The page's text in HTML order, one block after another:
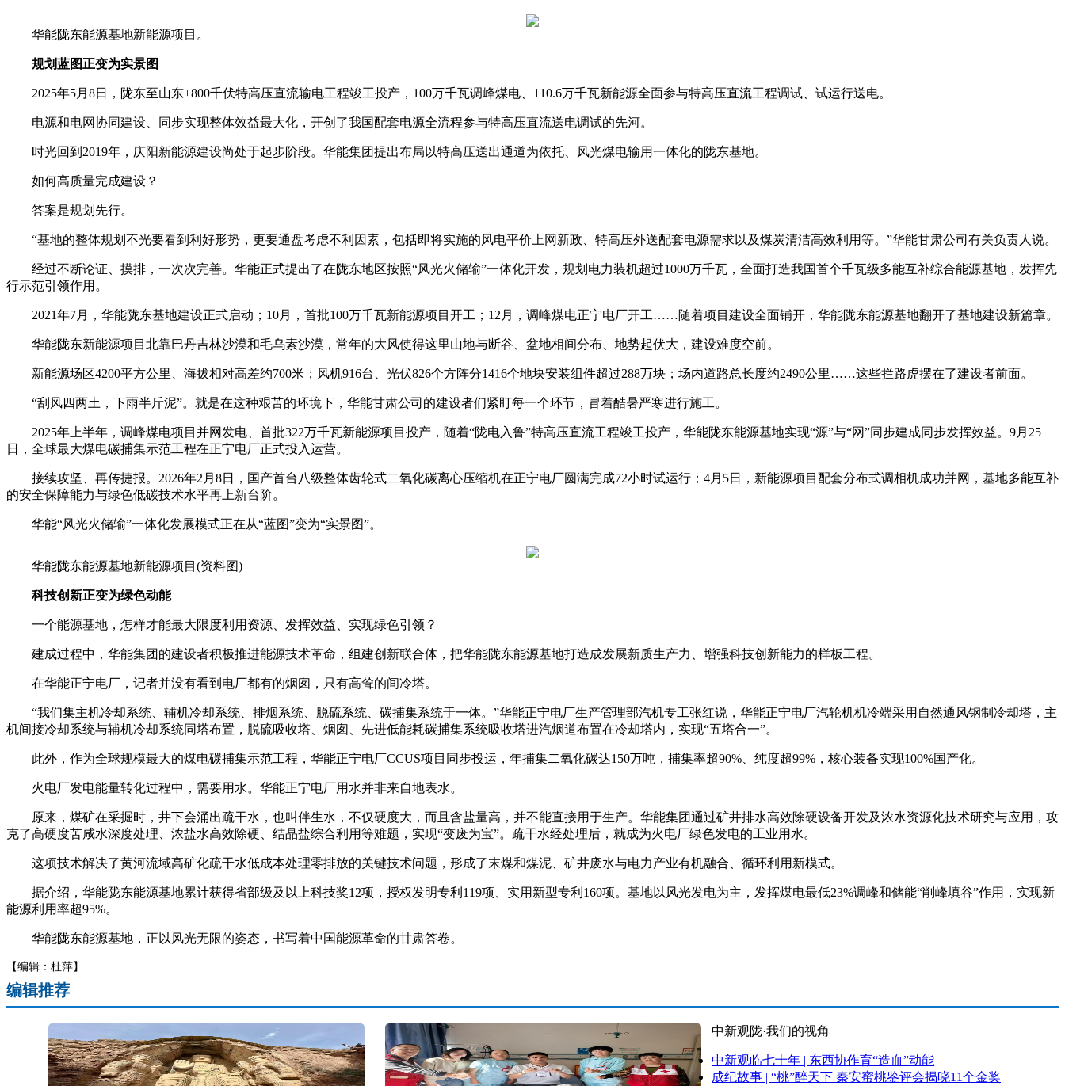
华能陇东能源基地新能源项目。
规划蓝图正变为实景图
2025年5月8日，陇东至山东±800千伏特高压直流输电工程竣工投产，100万千瓦调峰煤电、110.6万千瓦新能源全面参与特高压直流工程调试、试运行送电。
电源和电网协同建设、同步实现整体效益最大化，开创了我国配套电源全流程参与特高压直流送电调试的先河。
时光回到2019年，庆阳新能源建设尚处于起步阶段。华能集团提出布局以特高压送出通道为依托、风光煤电输用一体化的陇东基地。
如何高质量完成建设？
答案是规划先行。
“基地的整体规划不光要看到利好形势，更要通盘考虑不利因素，包括即将实施的风电平价上网新政、特高压外送配套电源需求以及煤炭清洁高效利用等。”华能甘肃公司有关负责人说。
经过不断论证、摸排，一次次完善。华能正式提出了在陇东地区按照“风光火储输”一体化开发，规划电力装机超过1000万千瓦，全面打造我国首个千瓦级多能互补综合能源基地，发挥先
行示范引领作用。
2021年7月，华能陇东基地建设正式启动；10月，首批100万千瓦新能源项目开工；12月，调峰煤电正宁电厂开工……随着项目建设全面铺开，华能陇东能源基地翻开了基地建设新篇章。
华能陇东新能源项目北靠巴丹吉林沙漠和毛乌素沙漠，常年的大风使得这里山地与断谷、盆地相间分布、地势起伏大，建设难度空前。
新能源场区4200平方公里、海拔相对高差约700米；风机916台、光伏826个方阵分1416个地块安装组件超过288万块；场内道路总长度约2490公里……这些拦路虎摆在了建设者前面。
“刮风四两土，下雨半斤泥”。就是在这种艰苦的环境下，华能甘肃公司的建设者们紧盯每一个环节，冒着酷暑严寒进行施工。
2025年上半年，调峰煤电项目并网发电、首批322万千瓦新能源项目投产，随着“陇电入鲁”特高压直流工程竣工投产，华能陇东能源基地实现“源”与“网”同步建成同步发挥效益。9月25
日，全球最大煤电碳捕集示范工程在正宁电厂正式投入运营。
接续攻坚、再传捷报。2026年2月8日，国产首台八级整体齿轮式二氧化碳离心压缩机在正宁电厂圆满完成72小时试运行；4月5日，新能源项目配套分布式调相机成功并网，基地多能互补
的安全保障能力与绿色低碳技术水平再上新台阶。
华能“风光火储输”一体化发展模式正在从“蓝图”变为“实景图”。
华能陇东能源基地新能源项目(资料图)
科技创新正变为绿色动能
一个能源基地，怎样才能最大限度利用资源、发挥效益、实现绿色引领？
建成过程中，华能集团的建设者积极推进能源技术革命，组建创新联合体，把华能陇东能源基地打造成发展新质生产力、增强科技创新能力的样板工程。
在华能正宁电厂，记者并没有看到电厂都有的烟囱，只有高耸的间冷塔。
“我们集主机冷却系统、辅机冷却系统、排烟系统、脱硫系统、碳捕集系统于一体。”华能正宁电厂生产管理部汽机专工张红说，华能正宁电厂汽轮机机冷端采用自然通风钢制冷却塔，主
机间接冷却系统与辅机冷却系统同塔布置，脱硫吸收塔、烟囱、先进低能耗碳捕集系统吸收塔进汽烟道布置在冷却塔内，实现“五塔合一”。
此外，作为全球规模最大的煤电碳捕集示范工程，华能正宁电厂CCUS项目同步投运，年捕集二氧化碳达150万吨，捕集率超90%、纯度超99%，核心装备实现100%国产化。
火电厂发电能量转化过程中，需要用水。华能正宁电厂用水并非来自地表水。
原来，煤矿在采掘时，井下会涌出疏干水，也叫伴生水，不仅硬度大，而且含盐量高，并不能直接用于生产。华能集团通过矿井排水高效除硬设备开发及浓水资源化技术研究与应用，攻
克了高硬度苦咸水深度处理、浓盐水高效除硬、结晶盐综合利用等难题，实现“变废为宝”。疏干水经处理后，就成为火电厂绿色发电的工业用水。
这项技术解决了黄河流域高矿化疏干水低成本处理零排放的关键技术问题，形成了末煤和煤泥、矿井废水与电力产业有机融合、循环利用新模式。
据介绍，华能陇东能源基地累计获得省部级及以上科技奖12项，授权发明专利119项、实用新型专利160项。基地以风光发电为主，发挥煤电最低23%调峰和储能“削峰填谷”作用，实现新
能源利用率超95%。
华能陇东能源基地，正以风光无限的姿态，书写着中国能源革命的甘肃答卷。
【编辑：杜萍】
编辑推荐
中新观陇·我们的视角
中新观临七十年 | 东西协作育“造血”动能
成纪故事 | “桃”醉天下 秦安蜜桃鉴评会揭晓11个金奖